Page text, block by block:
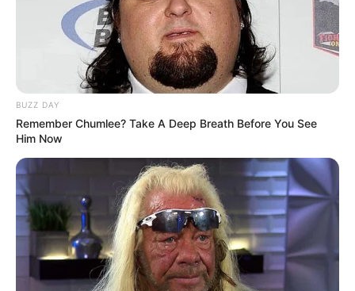
BUZZ DAY
Remember Chumlee? Take A Deep Breath Before You See
Him Now